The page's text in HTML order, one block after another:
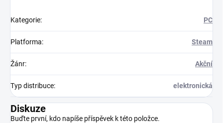
Kategorie: PC
Platforma: Steam
Žánr: Akční
Typ distribuce: elektronická
Diskuze
Buďte první, kdo napíše příspěvek k této položce.